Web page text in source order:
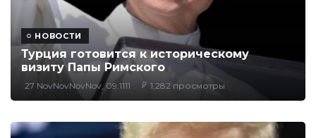
НОВОСТИ
Турция готовится к историческому
визиту Папы Римского
27 NovNovNovNov, 09:1111 1,282 просмотры